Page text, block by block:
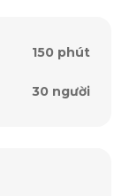
150 phút
30 người